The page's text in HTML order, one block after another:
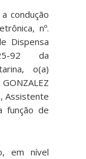
condução
nº.
Dispensa
92 da
o(a)
Assistente
função de
em nível